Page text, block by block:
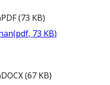
PDF(73 KB)
(pdf, 73 KB)
DOCX(67 KB)